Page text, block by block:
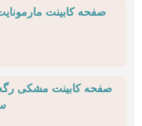
صفحه کابینت